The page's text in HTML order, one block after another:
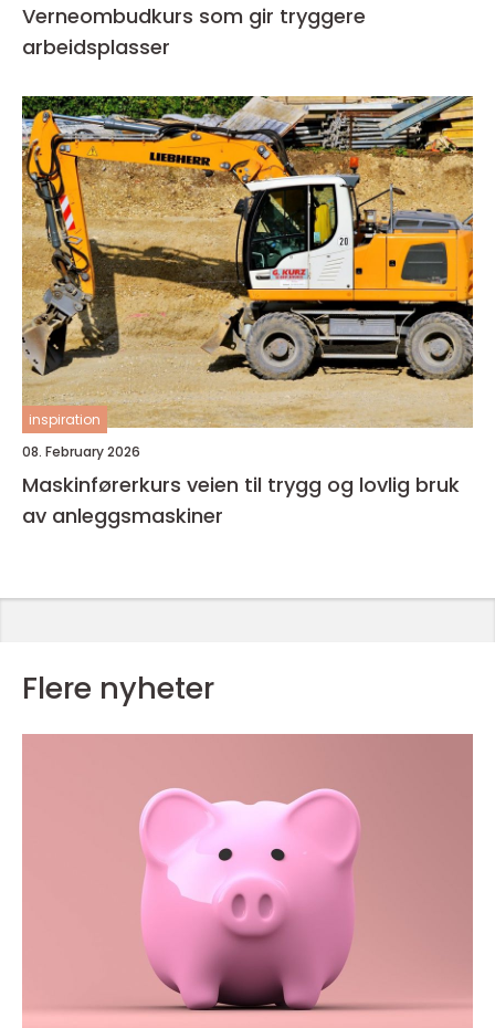
Verneombudkurs som gir tryggere
arbeidsplasser
inspiration
08. February 2026
Maskinførerkurs veien til trygg og lovlig bruk
av anleggsmaskiner
Flere nyheter